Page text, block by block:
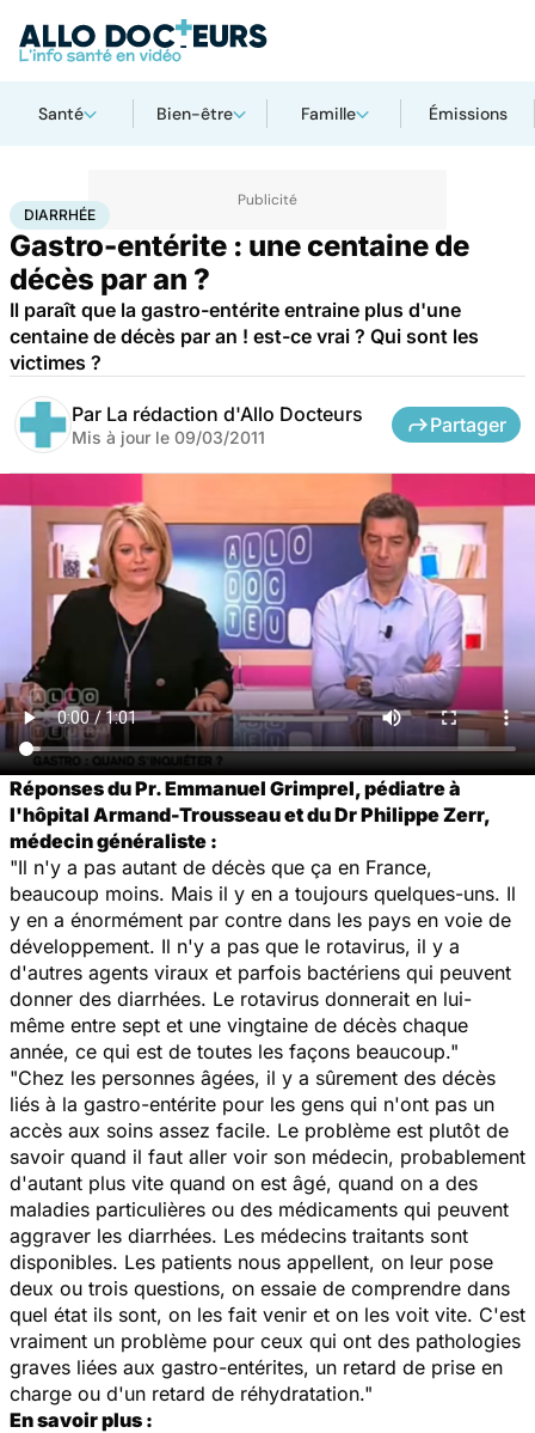
Santé Bien-être Famille Émissions
AccueilSantéDiarrhée
DIARRHÉE
Gastro-entérite : une centaine de
décès par an ?
Il paraît que la gastro-entérite entraine plus d'une
centaine de décès par an ! est-ce vrai ? Qui sont les
victimes ?
Par La rédaction d'Allo Docteurs
Mis à jour le 09/03/2011
Partager
Réponses du Pr. Emmanuel Grimprel, pédiatre à
l'hôpital Armand-Trousseau et du Dr Philippe Zerr,
médecin généraliste :
"Il n'y a pas autant de décès que ça en France,
beaucoup moins. Mais il y en a toujours quelques-uns. Il
y en a énormément par contre dans les pays en voie de
développement. Il n'y a pas que le rotavirus, il y a
d'autres agents viraux et parfois bactériens qui peuvent
donner des diarrhées. Le rotavirus donnerait en lui-
même entre sept et une vingtaine de décès chaque
année, ce qui est de toutes les façons beaucoup."
"Chez les personnes âgées, il y a sûrement des décès
liés à la gastro-entérite pour les gens qui n'ont pas un
accès aux soins assez facile. Le problème est plutôt de
savoir quand il faut aller voir son médecin, probablement
d'autant plus vite quand on est âgé, quand on a des
maladies particulières ou des médicaments qui peuvent
aggraver les diarrhées. Les médecins traitants sont
disponibles. Les patients nous appellent, on leur pose
deux ou trois questions, on essaie de comprendre dans
quel état ils sont, on les fait venir et on les voit vite. C'est
vraiment un problème pour ceux qui ont des pathologies
graves liées aux gastro-entérites, un retard de prise en
charge ou d'un retard de réhydratation."
En savoir plus :